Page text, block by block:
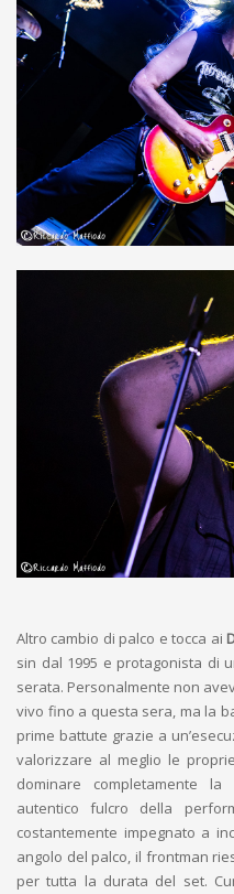
Altro cambio di palco e tocca ai
sin dal 1995 e protagonista di
serata. Personalmente non
vivo fino a questa sera, ma la
prime battute grazie a
valorizzare al meglio le
dominare completamente
autentico fulcro della
costantemente impegnato a
angolo del palco, il frontman
per tutta la durata del set.